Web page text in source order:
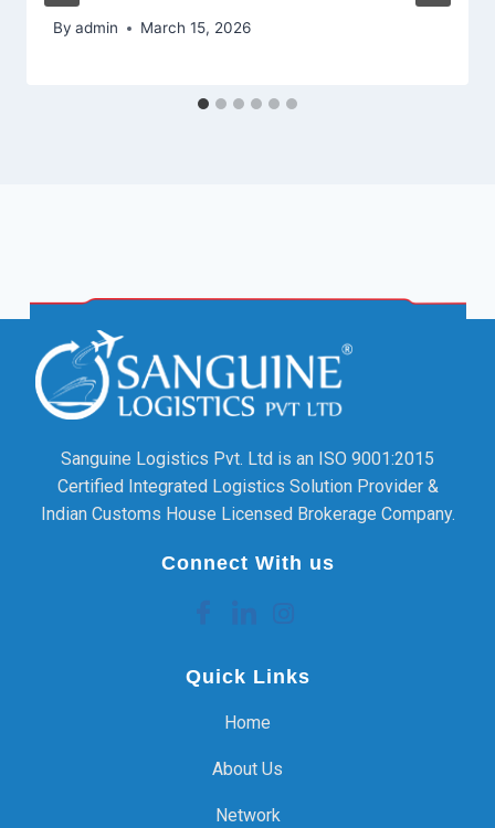
By admin March 15, 2026
Sanguine Logistics Pvt. Ltd is an ISO 9001:2015
Certified Integrated Logistics Solution Provider &
Indian Customs House Licensed Brokerage Company.
Connect With us
Quick Links
Home
About Us
Network